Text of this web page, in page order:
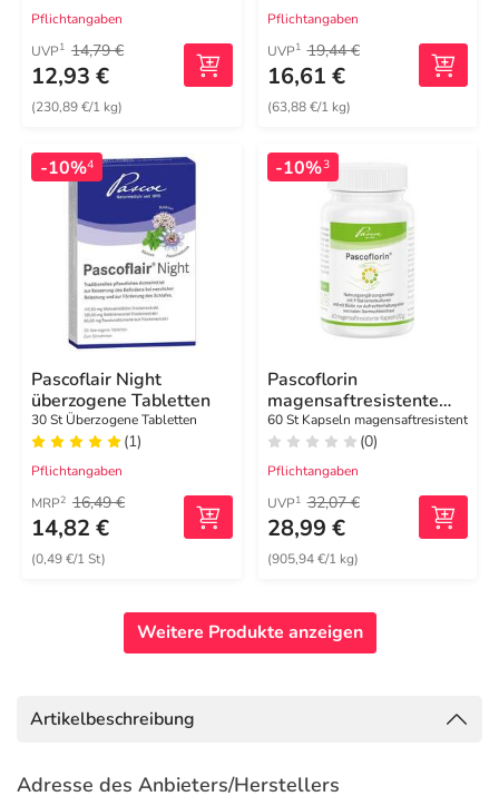
Pflichtangaben
UVP1 14,79 €
12,93 €
(230,89 €/1 kg)
Pflichtangaben
UVP1 19,44 €
16,61 €
(63,88 €/1 kg)
-10%4
Pascoflair Night
überzogene Tabletten
30 St Überzogene Tabletten
(1)
Pflichtangaben
MRP2 16,49 €
14,82 €
(0,49 €/1 St)
-10%3
Pascoflorin
magensaftresistente
Kapseln
60 St Kapseln magensaftresistent
(0)
Pflichtangaben
UVP1 32,07 €
28,99 €
(905,94 €/1 kg)
Weitere Produkte anzeigen
Artikelbeschreibung
Adresse des Anbieters/Herstellers